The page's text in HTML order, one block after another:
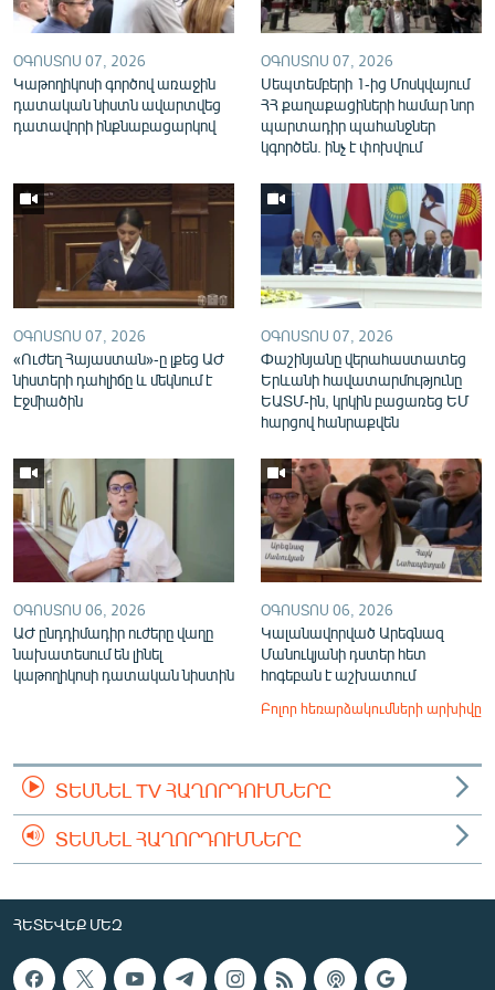
English
Русский
ՀԵՏԵՎԵՔ ՄԵԶ
«Ազատության» բոլոր կայքերը
ՕԳՈՍՏՈՍ 07, 2026
Կաթողիկոսի գործով առաջին
դատական նիստն ավարտվեց
դատավորի ինքնաբացարկով
ՕԳՈՍՏՈՍ 07, 2026
Սեպտեմբերի 1-ից Մոսկվայում
ՀՀ քաղաքացիների համար նոր
պարտադիր պահանջներ
կգործեն. ինչ է փոխվում
ՕԳՈՍՏՈՍ 07, 2026
«Ուժեղ Հայաստան»-ը լքեց ԱԺ
նիստերի դահլիճը և մեկնում է
Էջմիածին
ՕԳՈՍՏՈՍ 07, 2026
Փաշինյանը վերահաստատեց
Երևանի հավատարմությունը
ԵԱՏՄ-ին, կրկին բացառեց ԵՄ
հարցով հանրաքվեն
ՕԳՈՍՏՈՍ 06, 2026
ԱԺ ընդդիմադիր ուժերը վաղը
նախատեսում են լինել
կաթողիկոսի դատական նիստին
ՕԳՈՍՏՈՍ 06, 2026
Կալանավորված Արեգնազ
Մանուկյանի դստեր հետ
հոգեբան է աշխատում
Բոլոր հեռարձակումների արխիվը
ՏԵՍՆԵԼ TV ՀԱՂՈՐԴՈՒՄՆԵՐԸ
ՏԵՍՆԵԼ ՀԱՂՈՐԴՈՒՄՆԵՐԸ
ՀԵՏԵՎԵՔ ՄԵԶ